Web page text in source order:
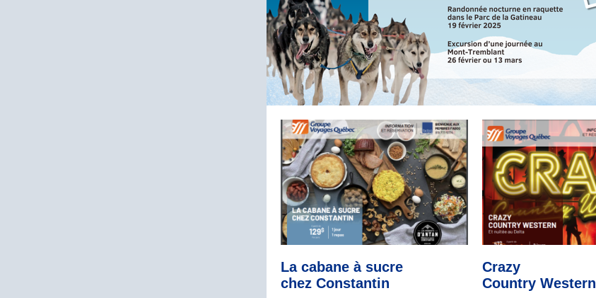
La cabane à sucre
chez Constantin
Crazy
Country Western